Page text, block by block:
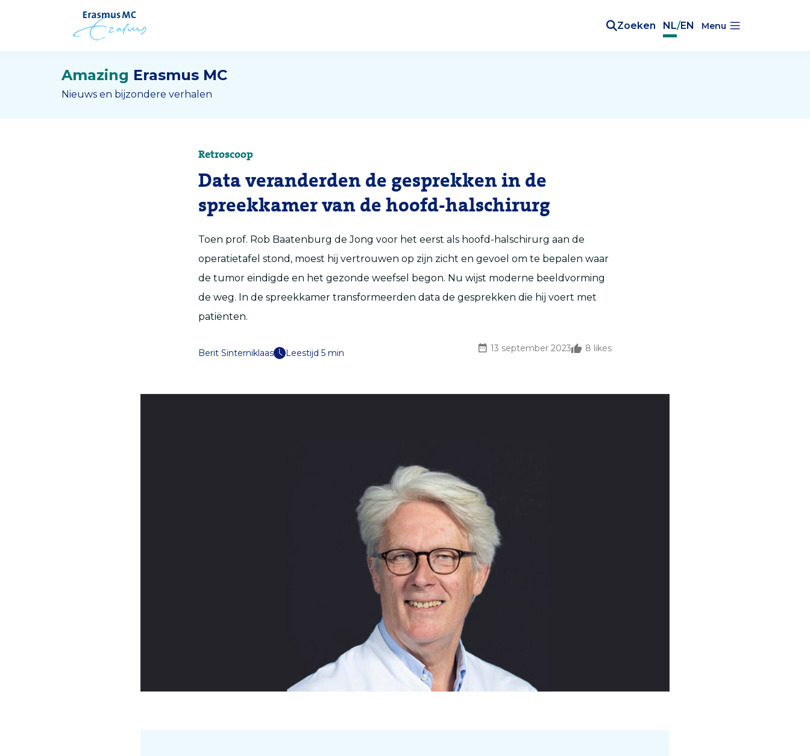
Zoeken NL/EN Menu
Amazing Erasmus MC
Nieuws en bijzondere verhalen
Retroscoop
Data veranderden de gesprekken in de
spreekkamer van de hoofd-halschirurg
Toen prof. Rob Baatenburg de Jong voor het eerst als hoofd-halschirurg aan de
operatietafel stond, moest hij vertrouwen op zijn zicht en gevoel om te bepalen waar
de tumor eindigde en het gezonde weefsel begon. Nu wijst moderne beeldvorming
de weg. In de spreekkamer transformeerden data de gesprekken die hij voert met
patiënten.
Berit Sinterniklaas Leestijd 5 min 13 september 2023 8 likes